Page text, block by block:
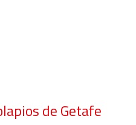
de Getafe